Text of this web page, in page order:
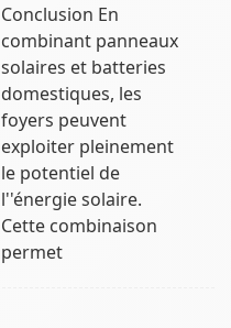
Conclusion En
combinant panneaux
solaires et batteries
domestiques, les
foyers peuvent
exploiter pleinement
le potentiel de
l''énergie solaire.
Cette combinaison
permet